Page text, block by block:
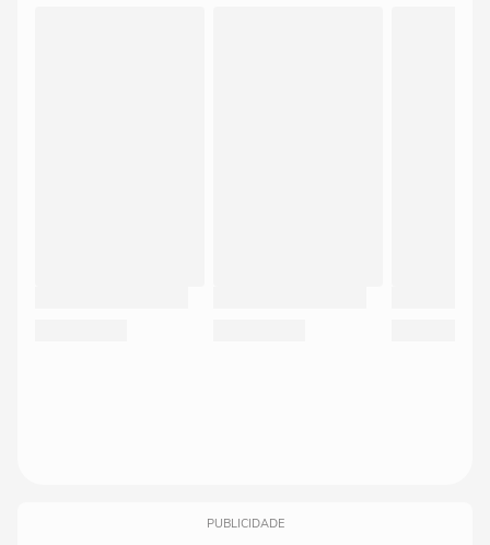
PUBLICIDADE